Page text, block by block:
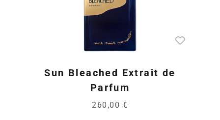
Sun Bleached Extrait de
Parfum
260,00 €